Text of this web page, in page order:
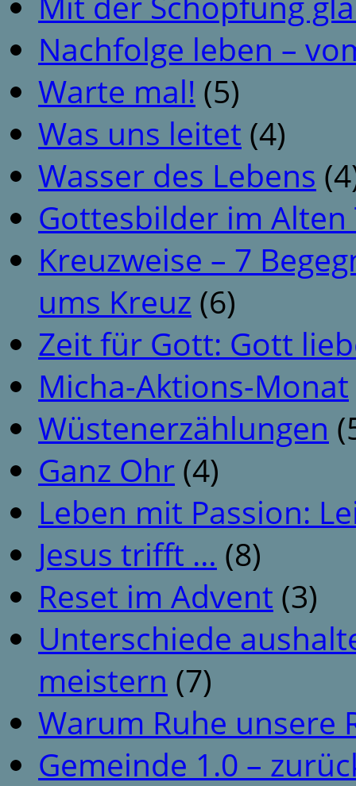
Nachfolge leben –
Warte mal! (5)
Was uns leitet (4)
Wasser des Lebens
Gottesbilder im
Kreuzweise – 7
ums Kreuz (6)
Zeit für Gott: Gott
Micha-Aktions-Monat
Wüstenerzählungen
Ganz Ohr (4)
Leben mit Passion:
Jesus trifft … (8)
Reset im Advent (3)
Unterschiede
meistern (7)
Warum Ruhe unsere
Gemeinde 1.0 –